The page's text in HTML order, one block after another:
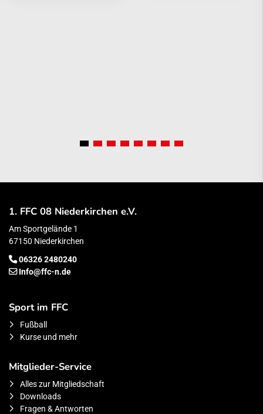
1. FFC 08 Niederkirchen e.V.
Am Sportgelände 1
67150 Niederkirchen
06326 2480240
Info@ffc-n.de
Sport im FFC
Fußball
Kurse und mehr
Mitglieder-Service
Alles zur Mitgliedschaft
Downloads
Fragen & Antworten